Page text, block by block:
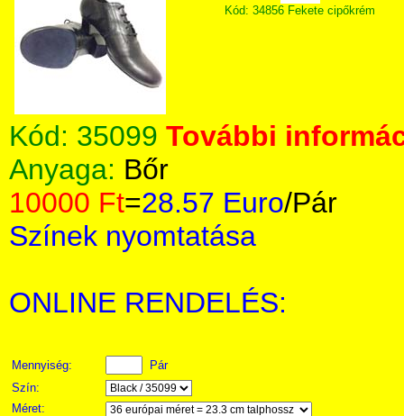
Kód: 34856 Fekete cipőkrém
Kód: 35099 További
Anyaga: Bőr
10000 Ft=28.57 Euro/Pár
Színek nyomtatása
ONLINE RENDELÉS:
Mennyiség:
Pár
Szín:
Méret: